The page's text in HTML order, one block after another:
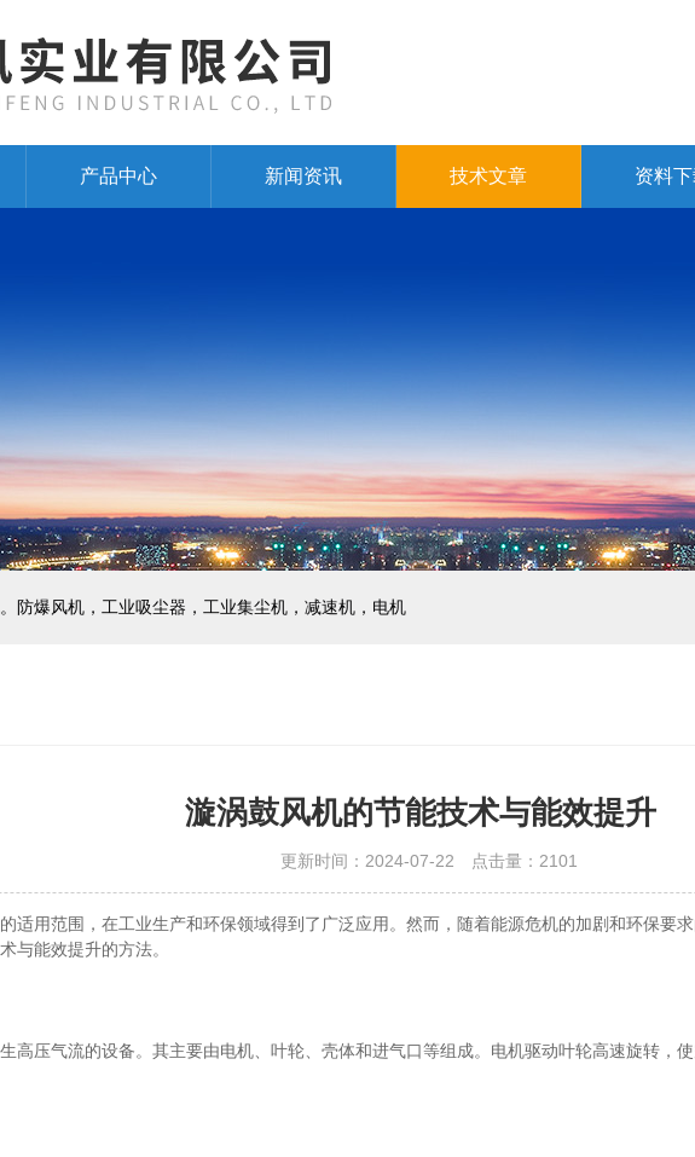
产品中心 新闻资讯 技术文章 资料
防爆风机，工业吸尘器，工业集尘机，减速机，电机
漩涡鼓风机的节能技术与能效提升
更新时间：2024-07-22 点击量： 2101
适用范围，在工业生产和环保领域得到了广泛应用。然而，随着能源危机的加剧和环保要
与能效提升的方法。
压气流的设备。其主要由电机、叶轮、壳体和进气口等组成。电机驱动叶轮高速旋转，